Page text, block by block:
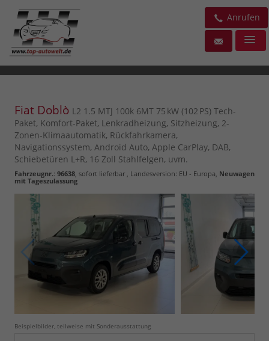
Anrufen
Fiat Doblò L2 1.5 MTJ 100k 6MT 75 kW (102 PS) Tech-
Paket, Komfort-Paket, Lenkradheizung, Sitzheizung, 2-
Zonen-Klimaautomatik, Rückfahrkamera,
Navigationssystem, Android Auto, Apple CarPlay, DAB,
Schiebetüren L+R, 16 Zoll Stahlfelgen, uvm.
Fahrzeugnr.: 96638 sofort lieferbar , Landesversion: EU - Europa, Neuwagen
mit Tageszulassung
Beispielbilder, teilweise mit Sonderausstattung